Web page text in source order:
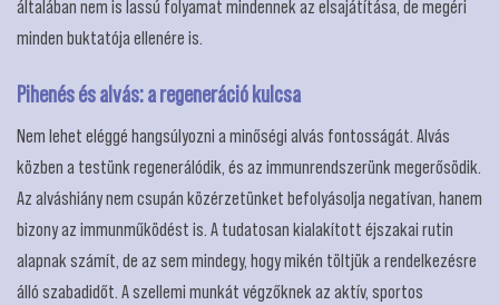
általában nem is lassú folyamat mindennek az elsajátítása, de megéri
minden buktatója ellenére is.
Pihenés és alvás: a regeneráció kulcsa
Nem lehet eléggé hangsúlyozni a minőségi alvás fontosságát. Alvás
közben a testünk regenerálódik, és az immunrendszerünk megerősödik.
Az alváshiány nem csupán közérzetünket befolyásolja negatívan, hanem
bizony az immunműködést is. A tudatosan kialakított éjszakai rutin
alapnak számít, de az sem mindegy, hogy mikén töltjük a rendelkezésre
álló szabadidőt. A szellemi munkát végzőknek az aktív, sportos